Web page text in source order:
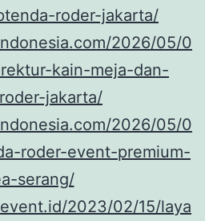
roder-jakarta/
2026/05/0
kain-meja-dan-
jakarta/
2026/05/0
roder-event-premium-
serang/
2023/02/15/laya